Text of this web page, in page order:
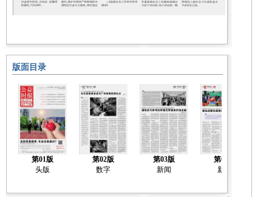
版面目录
第01版
头版
第02版
数字
第03版
新闻
第04版
新闻